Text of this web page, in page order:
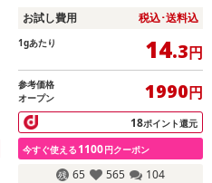
お試し費用 税込･送料込
1gあたり 14.3円
参考価格
オープン
1990円
18ポイント還元
今すぐ使える 1100円クーポン
65 565 104